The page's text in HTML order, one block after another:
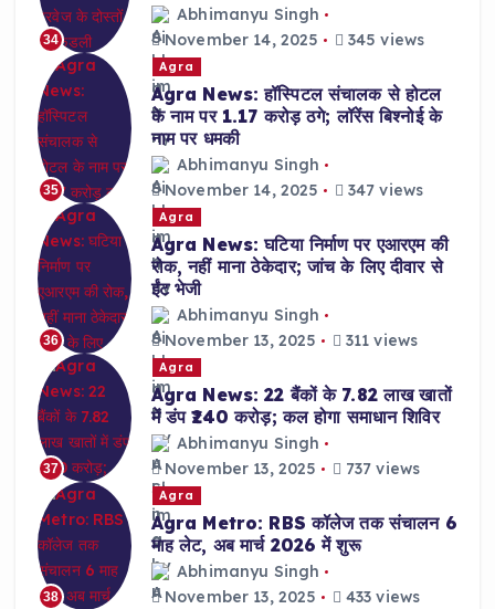
34
Abhimanyu Singh
November 14, 2025
345 views
35
Agra
Agra News: हॉस्पिटल संचालक से होटल
के नाम पर 1.17 करोड़ ठगे; लॉरेंस बिश्नोई के
नाम पर धमकी
Abhimanyu Singh
November 14, 2025
347 views
36
Agra
Agra News: घटिया निर्माण पर एआरएम की
रोक, नहीं माना ठेकेदार; जांच के लिए दीवार से
ईंट भेजी
Abhimanyu Singh
November 13, 2025
311 views
37
Agra
Agra News: 22 बैंकों के 7.82 लाख खातों
में डंप ₹240 करोड़; कल होगा समाधान शिविर
Abhimanyu Singh
November 13, 2025
737 views
38
Agra
Agra Metro: RBS कॉलेज तक संचालन 6
माह लेट, अब मार्च 2026 में शुरू
Abhimanyu Singh
November 13, 2025
433 views